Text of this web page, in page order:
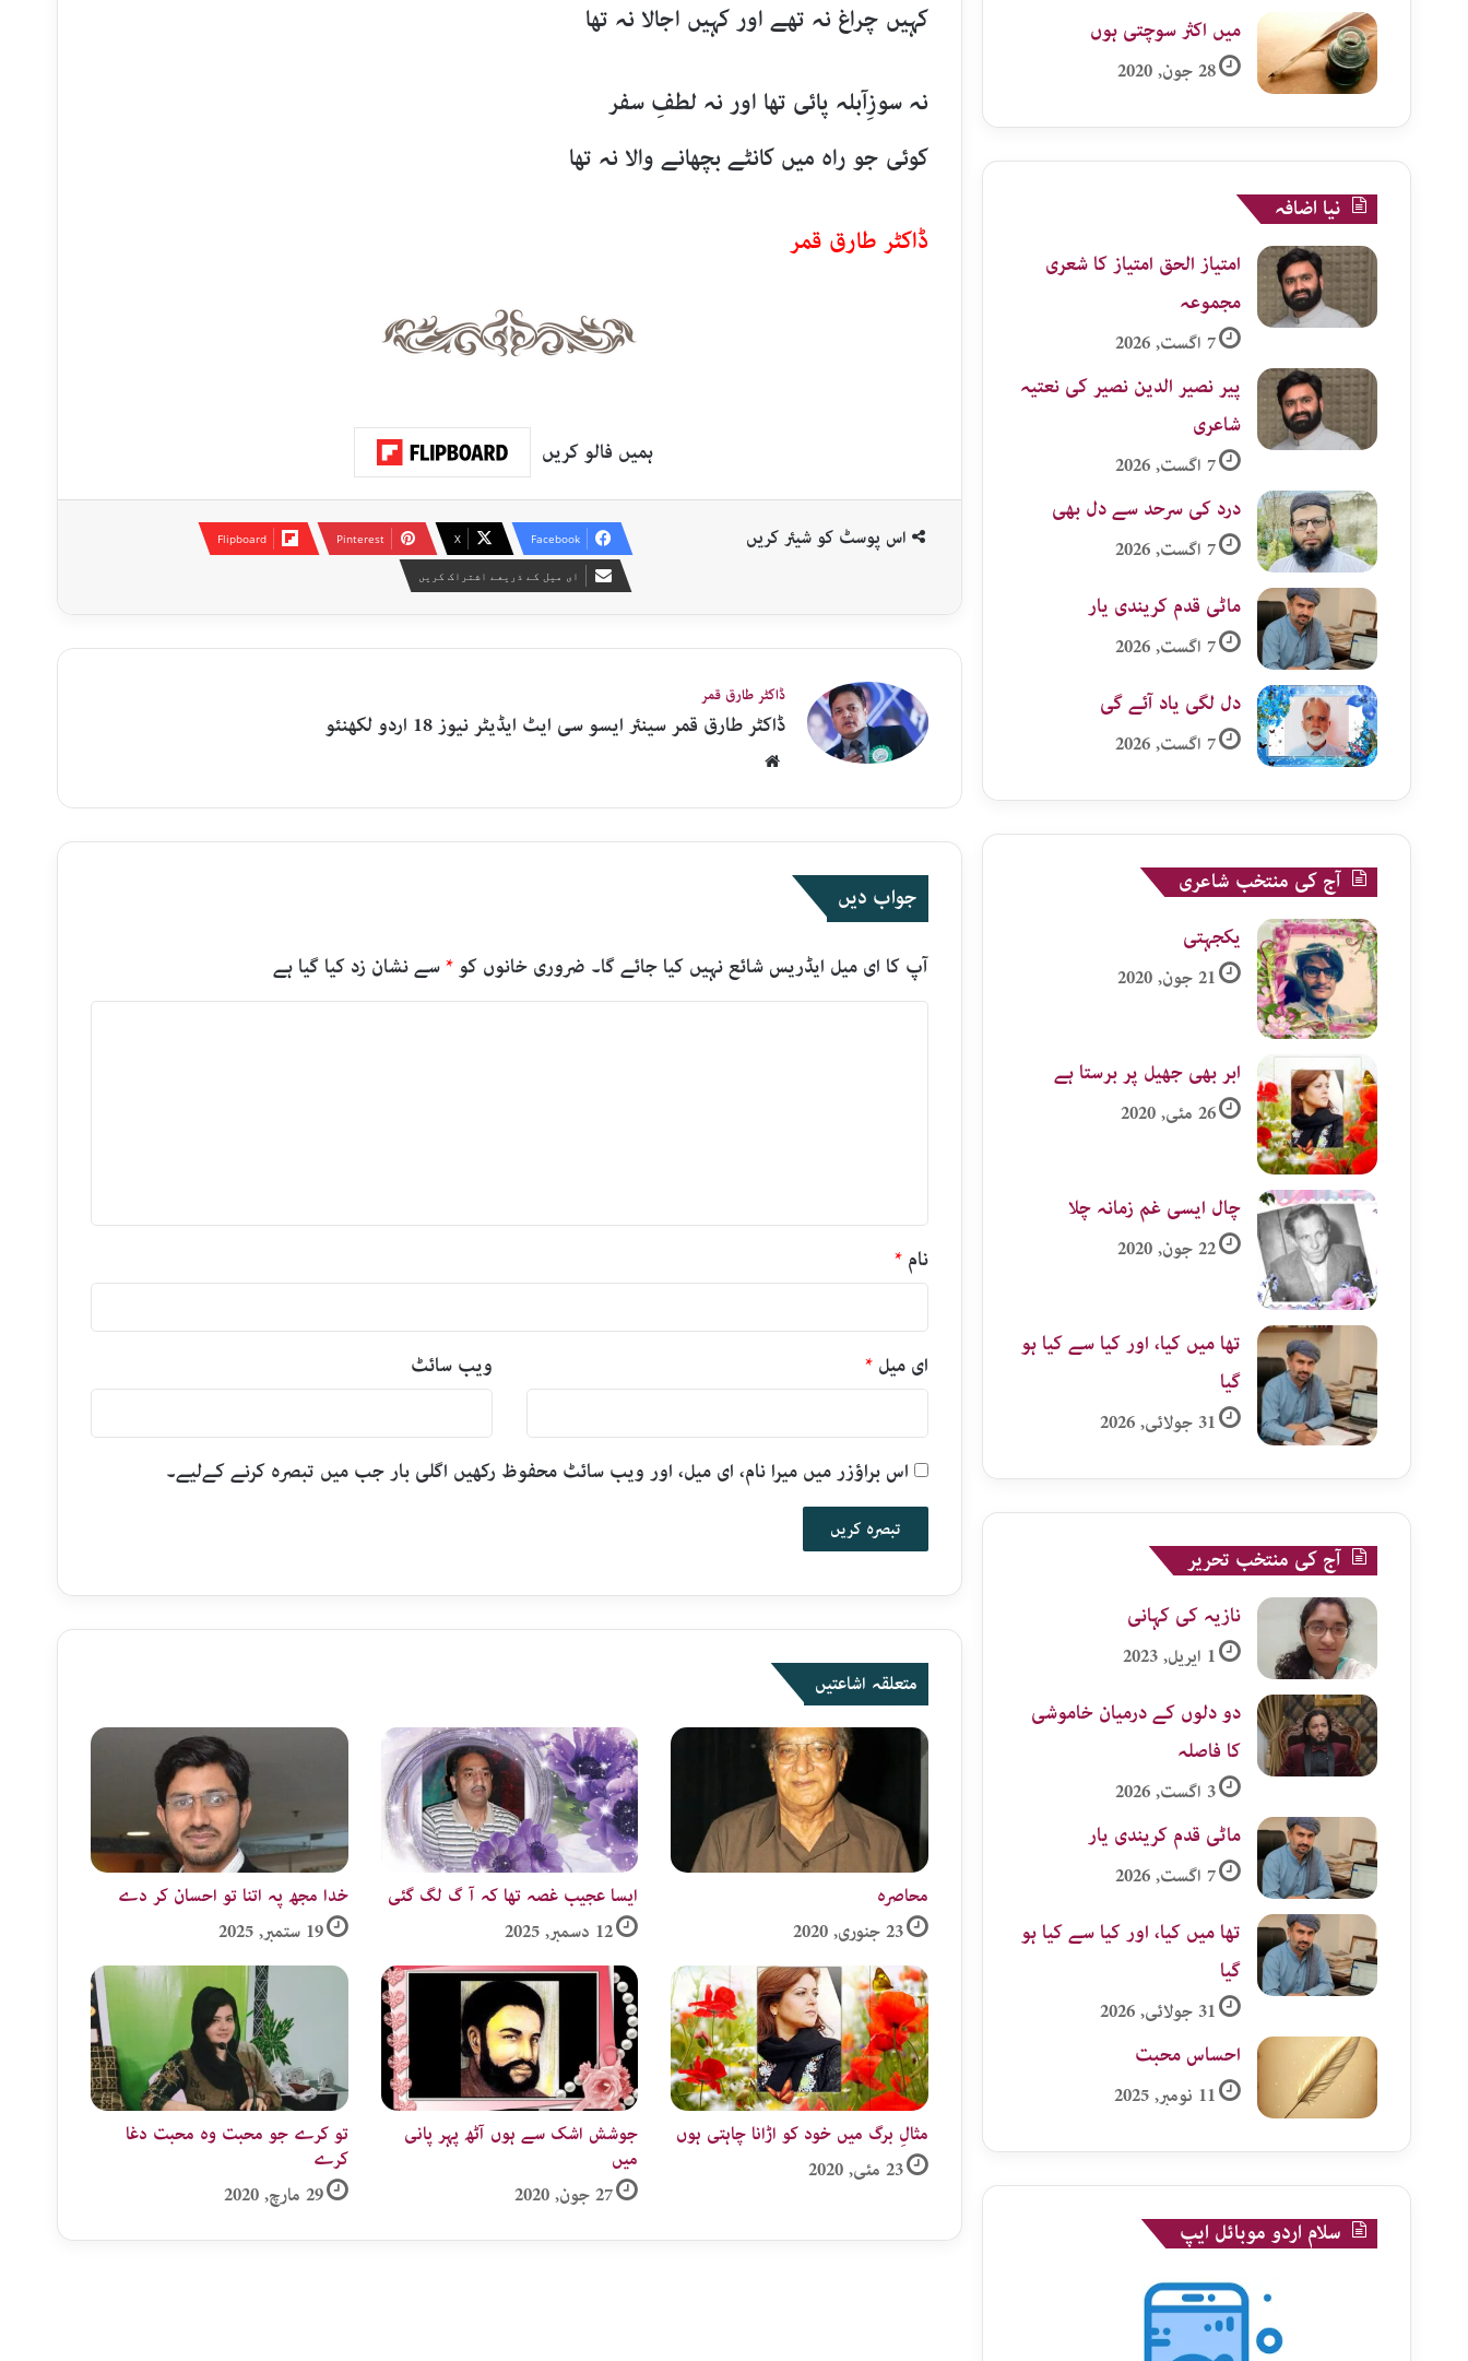
کہیں چراغ نہ تھے اور کہیں اجالا نہ تھا
نہ سوزِآبلہ پائی تھا اور نہ لطفِ سفر
کوئی جو راہ میں کانٹے بچھانے والا نہ تھا
ڈاکٹر طارق قمر
ہمیں فالو کریں
اس پوسٹ کو شیئر کریں Facebook
X
Pinterest
Flipboard
ای میل کے ذریعے اشتراک کریں
ڈاکٹر طارق قمر
ڈاکٹر طارق قمر سینئر ایسو سی ایٹ ایڈیٹر نیوز 18 اردو لکھنئو
جواب دیں
آپ کا ای میل ایڈریس شائع نہیں کیا جائے گا۔ ضروری خانوں کو*سے نشان زد کیا گیا ہے
نام*
ای میل* ویب‌ سائٹ
اس براؤزر میں میرا نام، ای میل، اور ویب سائٹ محفوظ رکھیں اگلی بار جب میں تبصرہ کرنے کےلیے۔
متعلقہ اشاعتیں
محاصرہ
23 جنوری, 2020
ایسا عجیب غصہ تھا کہ آ گ لگ گئی
12 دسمبر, 2025
خدا مجھ پہ اتنا تو احسان کر دے
19 ستمبر, 2025
مثالِ برگ میں خود کو اڑانا چاہتی ہوں
23 مئی, 2020
جوشش اشک سے ہوں آٹھ پہر پانی
میں
27 جون, 2020
تو کرے جو محبت وہ محبت دغا
کرے
29 مارچ, 2020
میں اکثر سوچتی ہوں
28 جون, 2020
نیا اضافہ
امتیاز الحق امتیاز کا شعری
مجموعہ
7 اگست, 2026
پیر نصیر الدین نصیر کی نعتیہ
شاعری
7 اگست, 2026
درد کی سرحد سے دل بھی
7 اگست, 2026
ماٹی قدم کریندی یار
7 اگست, 2026
دل لگی یاد آئے گی
7 اگست, 2026
آج کی منتخب شاعری
یکجہتی
21 جون, 2020
ابر بھی جھیل پر برستا ہے
26 مئی, 2020
چال ایسی غم زمانہ چلا
22 جون, 2020
تھا میں کیا، اور کیا سے کیا ہو
گیا
31 جولائی, 2026
آج کی منتخب تحریر
نازیہ کی کہانی
1 اپریل, 2023
دو دلوں کے درمیان خاموشی
کا فاصلہ
3 اگست, 2026
ماٹی قدم کریندی یار
7 اگست, 2026
تھا میں کیا، اور کیا سے کیا ہو
گیا
31 جولائی, 2026
احساس محبت
11 نومبر, 2025
سلام اردو موبائل ایپ